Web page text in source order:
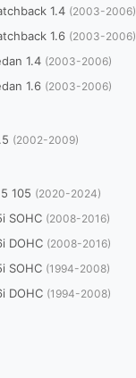
1.4 (2003-2006)
1.6 (2003-2006)
1.4 (2003-2006)
1.6 (2003-2006)
(2002-2009)
105 (2020-2024)
SOHC (2008-2016)
DOHC (2008-2016)
SOHC (1994-2008)
DOHC (1994-2008)